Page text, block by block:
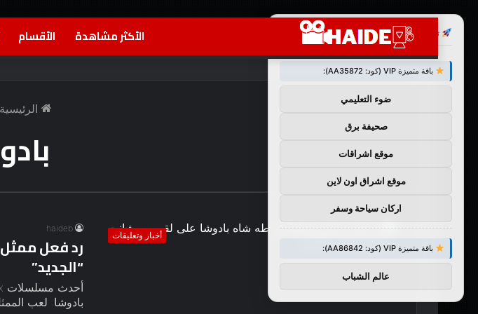
الأكثر مشاهدة الأقسام
الرئيسية
أخبار وتعليقات
haideb
رد فعل
“الجديد”
بادوشا. لعب
توصيات :
باقة متميزة VIP (كود: AA35872):
ضوء التعليمي
صحيفة برق
موقع اشراقات
موقع اشراق اون لاين
اركان سياحة وسفر
باقة متميزة VIP (كود: AA86842):
عالم الشباب